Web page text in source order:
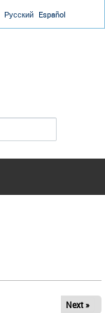
Русский Español
Next »